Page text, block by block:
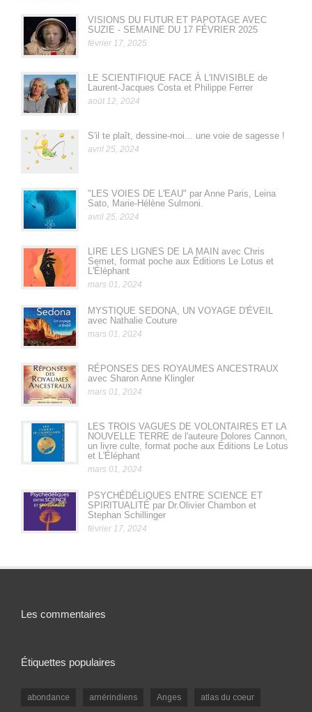
VISIONS DU FUTUR ET PAPOTAGE AVEC
SUZIE - SEMAINE DU 17 FÉVRIER 2025
février 17, 2025
LE SCIENTIFIQUE FACE À L'INVISIBLE de
Laurent-Jacques Costa et Philippe Ferrer
août 12, 2024
S'il te plaît, dessine-moi... une voie de sagesse !
avril 25, 2024
"LES VOIES DE L'EAU" par Anne Paris, Leina
Sato, Marie-Hélène Sulmoni.
avril 25, 2024
LIRE LES LIGNES DE LA MAIN avec Chris
Semet, format poche aux Éditions Le Lotus et
L'Éléphant
mars 01, 2024
MYSTIQUE SEDONA, UN VOYAGE D'ÉVEIL
avec Nathalie Couture
mars 01, 2024
RÉPONSES DES ROYAUMES ANCESTRAUX
avec Sharon Anne Klingler
mars 01, 2024
LES TROIS VAGUES DE VOLONTAIRES ET LA
NOUVELLE TERRE de l'auteure Dolores Cannon,
un livre culte, format poche aux Éditions Le Lotus
et L'Éléphant
mars 01, 2024
PSYCHÉDÉLIQUES ENTRE SCIENCE ET
SPIRITUALITÉ par Dr.Olivier Chambon et
Stephan Schillinger
février 17, 2024
Les commentaires
Étiquettes populaires
abondance amérindiens Anges atlas du coeur